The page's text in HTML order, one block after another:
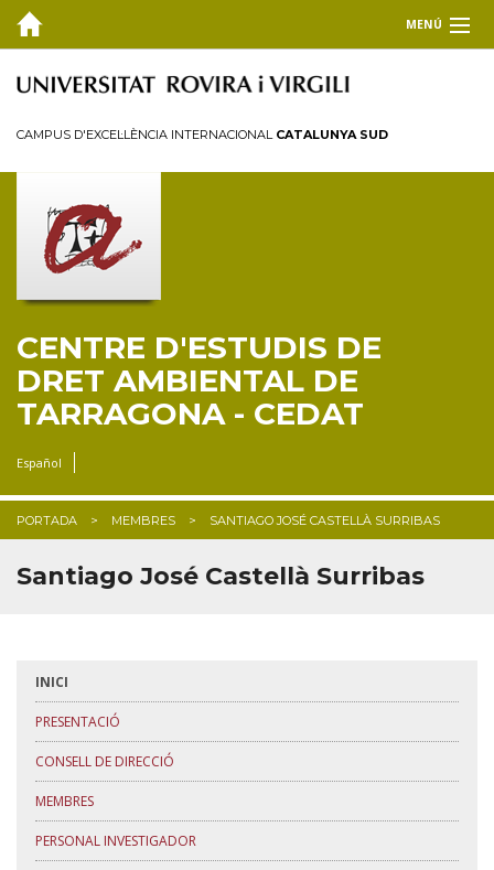
MENÚ
EL CEDAT
Membres
Personal investigador
Reglament
FORMACIÓ
RECERCA I TRANSFERÈNCIA
BLOG
CAMPUS D'EXCEL·LÈNCIA INTERNACIONAL CATALUNYA SUD
CENTRE D'ESTUDIS DE
DRET AMBIENTAL DE
TARRAGONA - CEDAT
Español
PORTADA MEMBRES SANTIAGO JOSÉ CASTELLÀ SURRIBAS
Santiago José Castellà Surribas
INICI
PRESENTACIÓ
CONSELL DE DIRECCIÓ
MEMBRES
PERSONAL INVESTIGADOR